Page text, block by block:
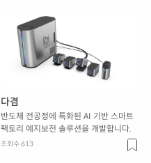
다겸
반도체 전공정에 특화된 AI 기반 스마트
팩토리 예지보전 솔루션을 개발합니다.
조회수 613